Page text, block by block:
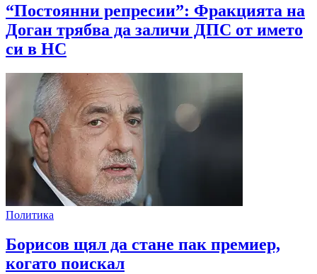
“Постоянни репресии”: Фракцията на
Доган трябва да заличи ДПС от името
си в НС
Политика
Борисов щял да стане пак премиер,
когато поискал